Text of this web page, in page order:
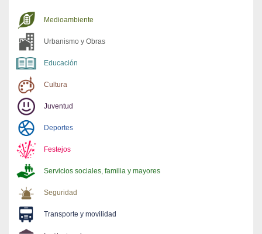
Medioambiente
Urbanismo y Obras
Educación
Cultura
Juventud
Deportes
Festejos
Servicios sociales, familia y mayores
Seguridad
Transporte y movilidad